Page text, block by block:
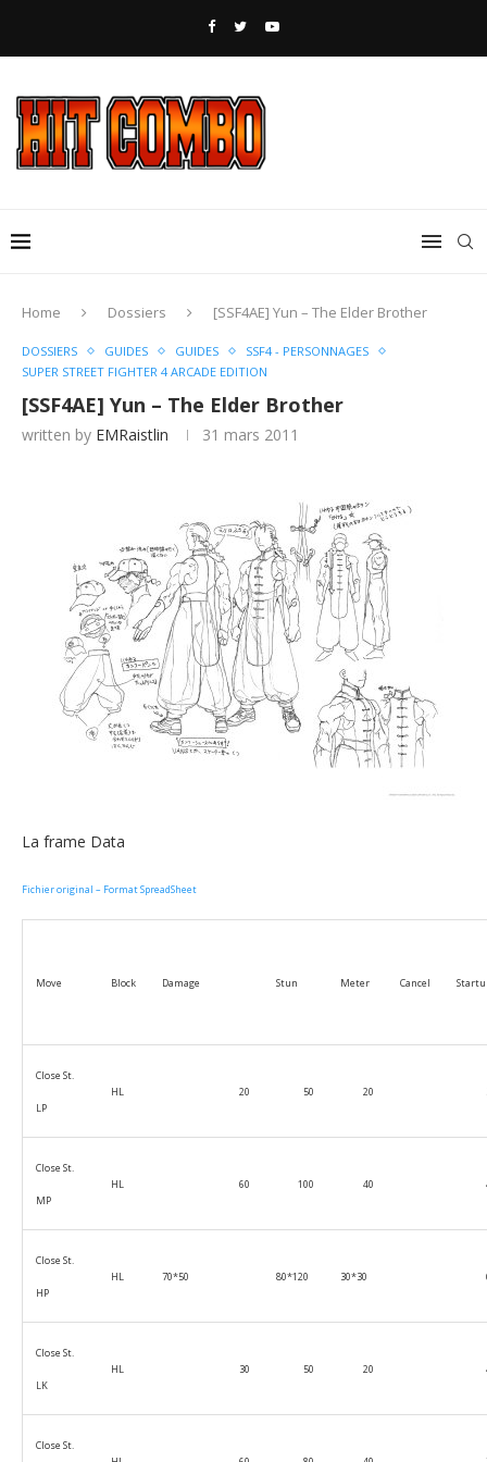
Home Dossiers [SSF4AE] Yun – The Elder Brother
DOSSIERS GUIDES GUIDES
SSF4 - PERSONNAGES
SUPER STREET FIGHTER 4 ARCADE EDITION
[SSF4AE] Yun – The Elder Brother
written by EMRaistlin 31 mars 2011
La frame Data
Fichier original – Format SpreadSheet
Move Block Damage Stun Meter Cancel
Close St.
LP
HL 20 50 20
Close St.
MP
HL 60 100 40
Close St.
HP
HL 70*50 80*120 30*30
Close St.
LK
HL 30 50 20
Close St.